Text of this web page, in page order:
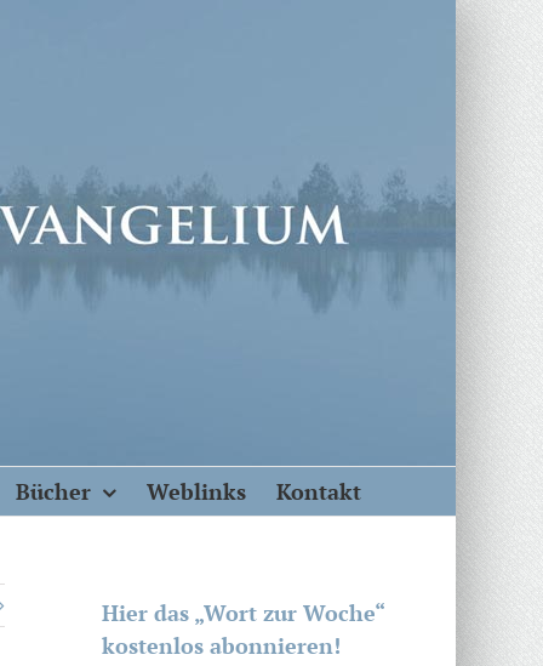
Bücher Weblinks Kontakt
Hier das „Wort zur Woche“
kostenlos abonnieren!